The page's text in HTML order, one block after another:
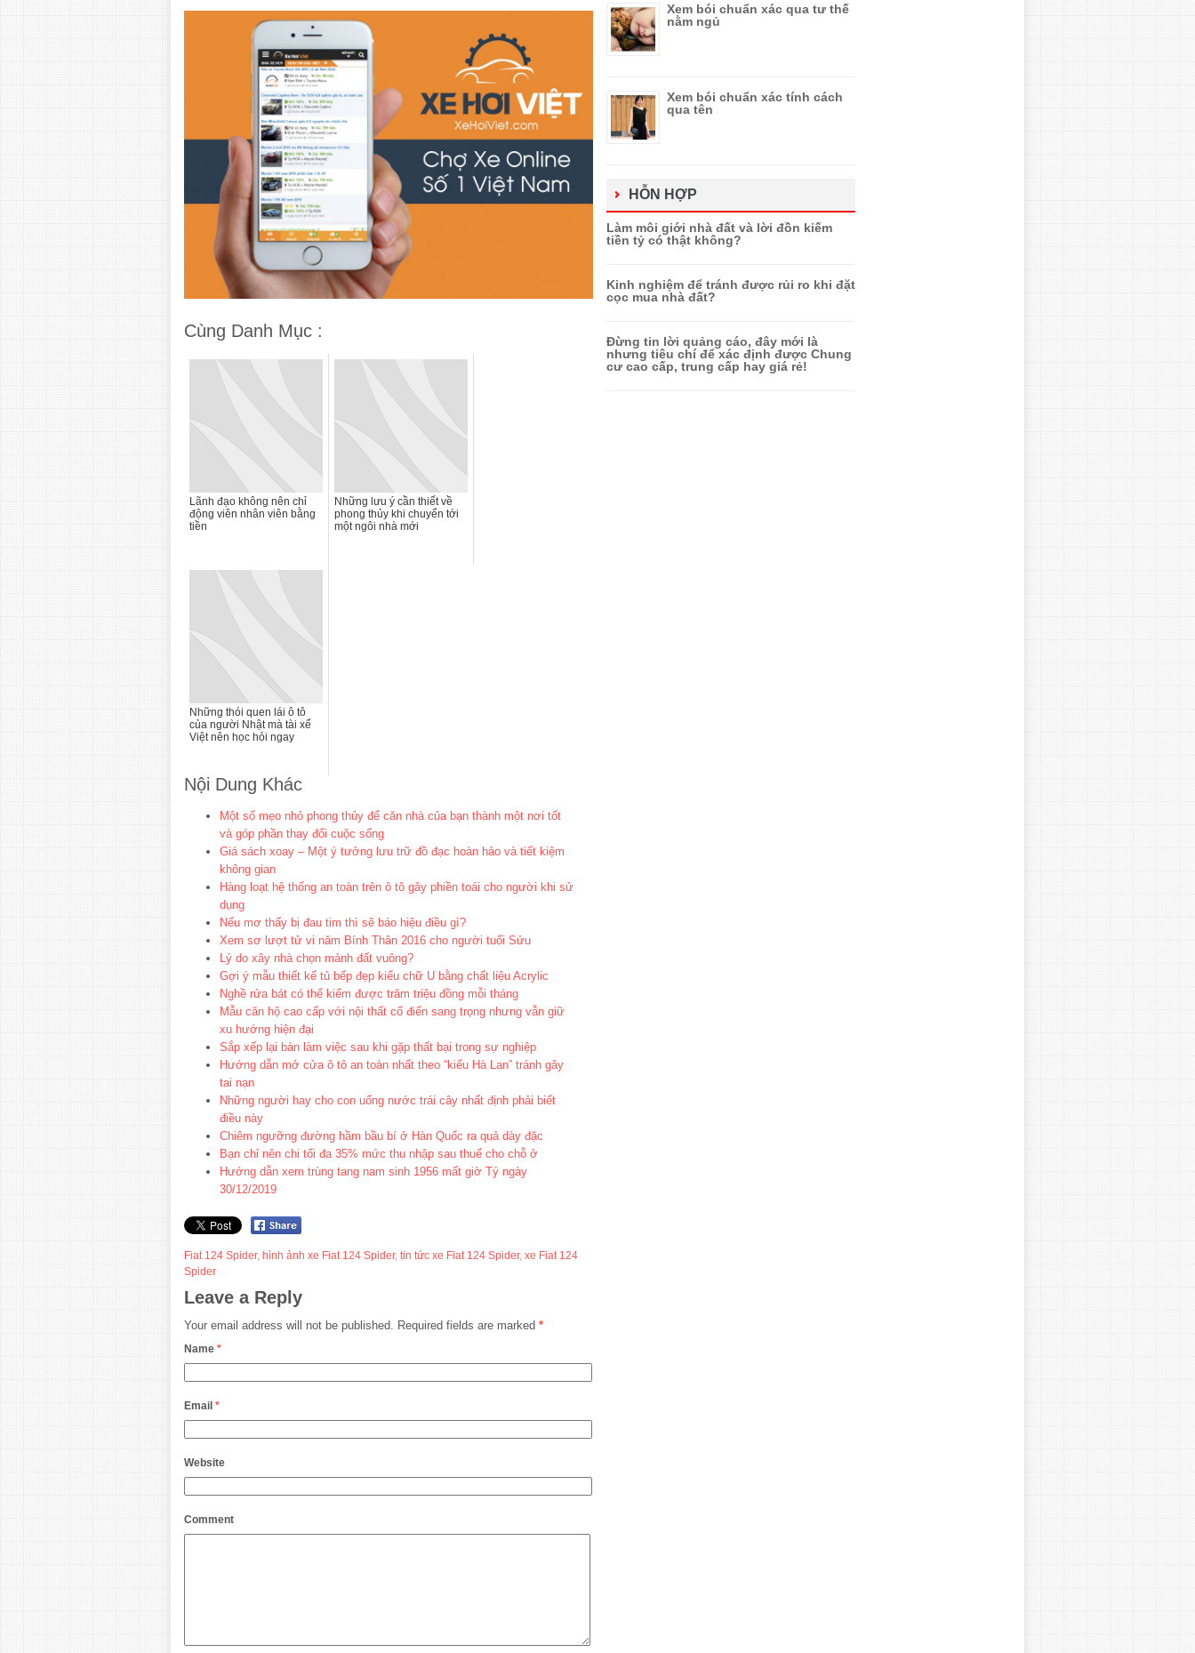
Cùng Danh Mục :
Lãnh đạo không nên chỉ
động viên nhân viên bằng
tiền
Những lưu ý cần thiết về
phong thủy khi chuyển tới
một ngôi nhà mới
Những thói quen lái ô tô
của người Nhật mà tài xế
Việt nên học hỏi ngay
Nội Dung Khác
Một số mẹo nhỏ phong thủy để căn nhà của bạn thành một nơi tốt
và góp phần thay đổi cuộc sống
Giá sách xoay – Một ý tưởng lưu trữ đồ đạc hoàn hảo và tiết kiệm
không gian
Hàng loạt hệ thống an toàn trên ô tô gây phiền toái cho người khi sử
dụng
Nếu mơ thấy bị đau tim thì sẽ báo hiệu điều gì?
Xem sơ lượt tử vi năm Bính Thân 2016 cho người tuổi Sửu
Lý do xây nhà chọn mảnh đất vuông?
Gợi ý mẫu thiết kế tủ bếp đẹp kiểu chữ U bằng chất liệu Acrylic
Nghề rửa bát có thể kiếm được trăm triệu đồng mỗi tháng
Mẫu căn hộ cao cấp với nội thất cổ điển sang trọng nhưng vẫn giữ
xu hướng hiện đại
Sắp xếp lại bàn làm việc sau khi gặp thất bại trong sự nghiệp
Hướng dẫn mở cửa ô tô an toàn nhất theo “kiểu Hà Lan” tránh gây
tai nạn
Những người hay cho con uống nước trái cây nhất định phải biết
điều này
Chiêm ngưỡng đường hầm bầu bí ở Hàn Quốc ra quả dày đặc
Bạn chỉ nên chi tối đa 35% mức thu nhập sau thuế cho chỗ ở
Hướng dẫn xem trùng tang nam sinh 1956 mất giờ Tý ngày
30/12/2019
Fiat 124 Spider, hình ảnh xe Fiat 124 Spider, tin tức xe Fiat 124 Spider, xe Fiat 124
Spider
Leave a Reply
Your email address will not be published. Required fields are marked *
Name *
Email *
Website
Comment
Xem bói chuẩn xác qua tư thế
nằm ngủ
Xem bói chuẩn xác tính cách
qua tên
HỖN HỢP
Làm môi giới nhà đất và lời đồn kiếm
tiền tỷ có thật không?
Kinh nghiệm để tránh được rủi ro khi đặt
cọc mua nhà đất?
Đừng tin lời quảng cáo, đây mới là
nhưng tiêu chí để xác định được Chung
cư cao cấp, trung cấp hay giá rẻ!